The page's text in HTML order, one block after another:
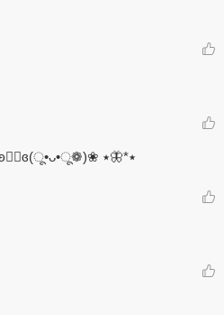
٭ 𝓜𝓪𝓷𝓾*🦋٭*~爱哒🧚‍ ʚ♡⃛ɞ(ू•ᴗ•ू❁)❀ ٭*🦋٭